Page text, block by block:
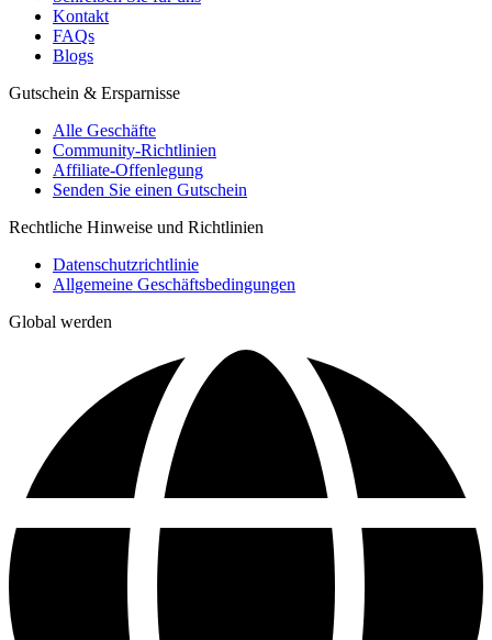
Kontakt
FAQs
Blogs
Gutschein & Ersparnisse
Alle Geschäfte
Community-Richtlinien
Affiliate-Offenlegung
Senden Sie einen Gutschein
Rechtliche Hinweise und Richtlinien
Datenschutzrichtlinie
Allgemeine Geschäftsbedingungen
Global werden